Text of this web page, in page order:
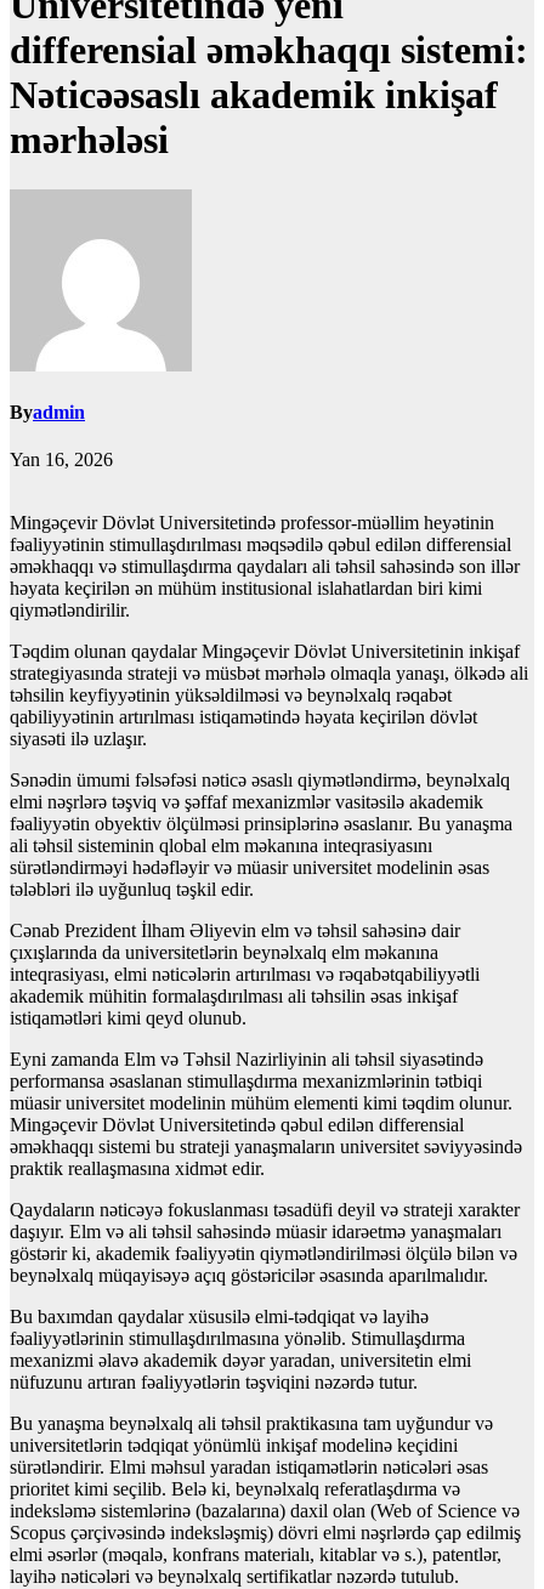
differensial əməkhaqqı sistemi:
Nəticəəsaslı akademik inkişaf
mərhələsi
Byadmin
Yan 16, 2026
Mingəçevir Dövlət Universitetində professor-müəllim heyətinin
fəaliyyətinin stimullaşdırılması məqsədilə qəbul edilən differensial
əməkhaqqı və stimullaşdırma qaydaları ali təhsil sahəsində son illər
həyata keçirilən ən mühüm institusional islahatlardan biri kimi
qiymətləndirilir.
Təqdim olunan qaydalar Mingəçevir Dövlət Universitetinin inkişaf
strategiyasında strateji və müsbət mərhələ olmaqla yanaşı, ölkədə ali
təhsilin keyfiyyətinin yüksəldilməsi və beynəlxalq rəqabət
qabiliyyətinin artırılması istiqamətində həyata keçirilən dövlət
siyasəti ilə uzlaşır.
Sənədin ümumi fəlsəfəsi nəticə əsaslı qiymətləndirmə, beynəlxalq
elmi nəşrlərə təşviq və şəffaf mexanizmlər vasitəsilə akademik
fəaliyyətin obyektiv ölçülməsi prinsiplərinə əsaslanır. Bu yanaşma
ali təhsil sisteminin qlobal elm məkanına inteqrasiyasını
sürətləndirməyi hədəfləyir və müasir universitet modelinin əsas
tələbləri ilə uyğunluq təşkil edir.
Cənab Prezident İlham Əliyevin elm və təhsil sahəsinə dair
çıxışlarında da universitetlərin beynəlxalq elm məkanına
inteqrasiyası, elmi nəticələrin artırılması və rəqabətqabiliyyətli
akademik mühitin formalaşdırılması ali təhsilin əsas inkişaf
istiqamətləri kimi qeyd olunub.
Eyni zamanda Elm və Təhsil Nazirliyinin ali təhsil siyasətində
performansa əsaslanan stimullaşdırma mexanizmlərinin tətbiqi
müasir universitet modelinin mühüm elementi kimi təqdim olunur.
Mingəçevir Dövlət Universitetində qəbul edilən differensial
əməkhaqqı sistemi bu strateji yanaşmaların universitet səviyyəsində
praktik reallaşmasına xidmət edir.
Qaydaların nəticəyə fokuslanması təsadüfi deyil və strateji xarakter
daşıyır. Elm və ali təhsil sahəsində müasir idarəetmə yanaşmaları
göstərir ki, akademik fəaliyyətin qiymətləndirilməsi ölçülə bilən və
beynəlxalq müqayisəyə açıq göstəricilər əsasında aparılmalıdır.
Bu baxımdan qaydalar xüsusilə elmi-tədqiqat və layihə
fəaliyyətlərinin stimullaşdırılmasına yönəlib. Stimullaşdırma
mexanizmi əlavə akademik dəyər yaradan, universitetin elmi
nüfuzunu artıran fəaliyyətlərin təşviqini nəzərdə tutur.
Bu yanaşma beynəlxalq ali təhsil praktikasına tam uyğundur və
universitetlərin tədqiqat yönümlü inkişaf modelinə keçidini
sürətləndirir. Elmi məhsul yaradan istiqamətlərin nəticələri əsas
prioritet kimi seçilib. Belə ki, beynəlxalq referatlaşdırma və
indeksləmə sistemlərinə (bazalarına) daxil olan (Web of Science və
Scopus çərçivəsində indeksləşmiş) dövri elmi nəşrlərdə çap edilmiş
elmi əsərlər (məqalə, konfrans materialı, kitablar və s.), patentlər,
layihə nəticələri və beynəlxalq sertifikatlar nəzərdə tutulub.